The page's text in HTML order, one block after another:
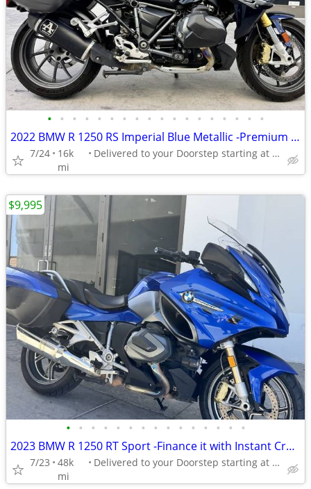
• • • • • • • • • • • • • • • • • •
2022 BMW R 1250 RS Imperial Blue Metallic -Premium Dealer!
7/24
16k
mi
Delivered to your Doorstep starting at $189
• • • • • • • • • • • • • • •
2023 BMW R 1250 RT Sport -Finance it with Instant Credit Approval!
7/23
48k
mi
Delivered to your Doorstep starting at $189
$9,995